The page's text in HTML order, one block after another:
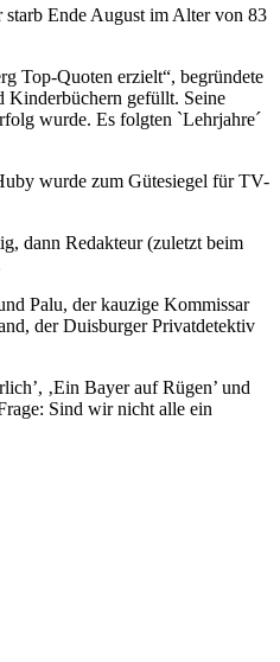
Ende August im Alter von 83
Top-Quoten erzielt“, begründete
Kinderbüchern gefüllt. Seine
wurde. Es folgten `Lehrjahre´
wurde zum Gütesiegel für TV-
dann Redakteur (zuletzt beim
Palu, der kauzige Kommissar
der Duisburger Privatdetektiv
‚Ein Bayer auf Rügen’ und
Sind wir nicht alle ein